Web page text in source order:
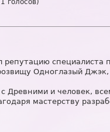
1 голосов)
репутацию
Одноглазый
Древними и человек,
мастерству